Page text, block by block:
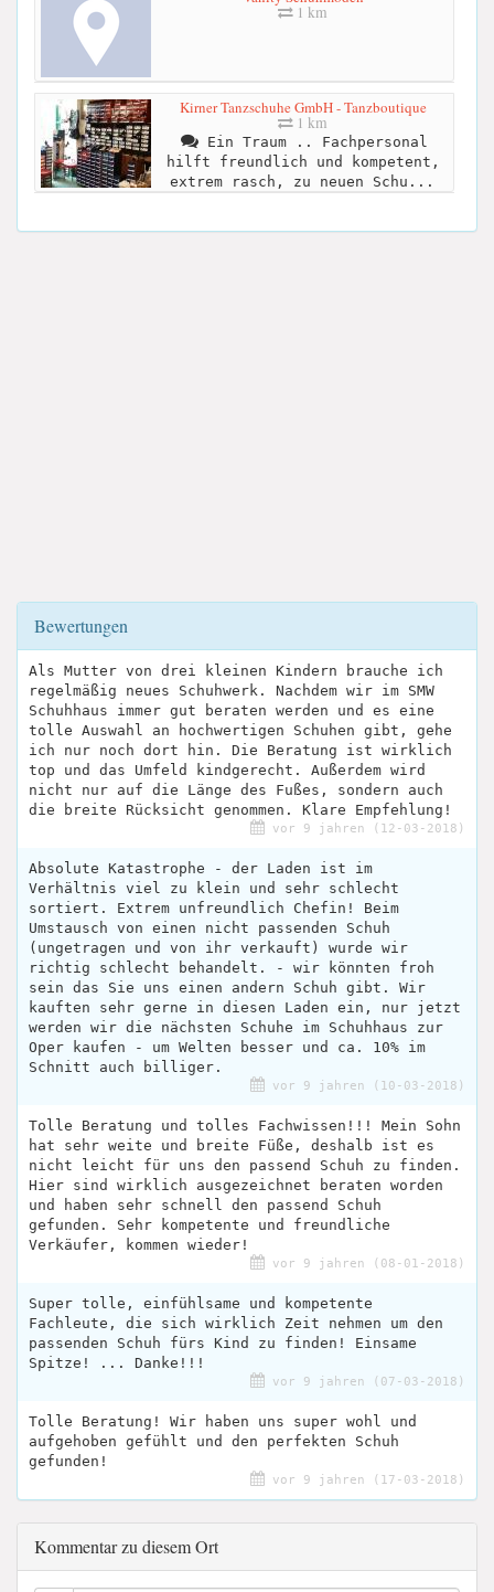
1 km
Kirner Tanzschuhe GmbH - Tanzboutique
1 km
Ein Traum .. Fachpersonal
hilft freundlich und kompetent,
extrem rasch, zu neuen Schu...
Bewertungen
Als Mutter von drei kleinen Kindern brauche ich
regelmäßig neues Schuhwerk. Nachdem wir im SMW
Schuhhaus immer gut beraten werden und es eine
tolle Auswahl an hochwertigen Schuhen gibt, gehe
ich nur noch dort hin. Die Beratung ist wirklich
top und das Umfeld kindgerecht. Außerdem wird
nicht nur auf die Länge des Fußes, sondern auch
die breite Rücksicht genommen. Klare Empfehlung!
vor 9 jahren (12-03-2018)
Absolute Katastrophe - der Laden ist im
Verhältnis viel zu klein und sehr schlecht
sortiert. Extrem unfreundlich Chefin! Beim
Umstausch von einen nicht passenden Schuh
(ungetragen und von ihr verkauft) wurde wir
richtig schlecht behandelt. - wir könnten froh
sein das Sie uns einen andern Schuh gibt. Wir
kauften sehr gerne in diesen Laden ein, nur jetzt
werden wir die nächsten Schuhe im Schuhhaus zur
Oper kaufen - um Welten besser und ca. 10% im
Schnitt auch billiger.
vor 9 jahren (10-03-2018)
Tolle Beratung und tolles Fachwissen!!! Mein Sohn
hat sehr weite und breite Füße, deshalb ist es
nicht leicht für uns den passend Schuh zu finden.
Hier sind wirklich ausgezeichnet beraten worden
und haben sehr schnell den passend Schuh
gefunden. Sehr kompetente und freundliche
Verkäufer, kommen wieder!
vor 9 jahren (08-01-2018)
Super tolle, einfühlsame und kompetente
Fachleute, die sich wirklich Zeit nehmen um den
passenden Schuh fürs Kind zu finden! Einsame
Spitze! ... Danke!!!
vor 9 jahren (07-03-2018)
Tolle Beratung! Wir haben uns super wohl und
aufgehoben gefühlt und den perfekten Schuh
gefunden!
vor 9 jahren (17-03-2018)
Kommentar zu diesem Ort